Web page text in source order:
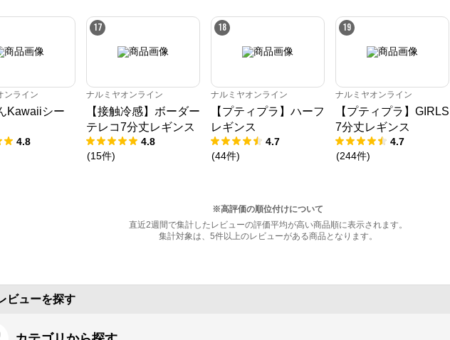
ンライン
Kawaiiシー
4.8
17
ナルミヤオンライン
【接触冷感】ボーダー
テレコ7分丈レギンス
4.8
(15件)
18
ナルミヤオンライン
【プティプラ】ハーフ
レギンス
4.7
(44件)
19
ナルミヤオンライン
【プティプラ】GIRLS
7分丈レギンス
4.7
(244件)
※高評価の順位付けについて
直近2週間で集計したレビューの評価平均が高い商品順に表示されます。
集計対象は、5件以上のレビューがある商品となります。
ビューを探す